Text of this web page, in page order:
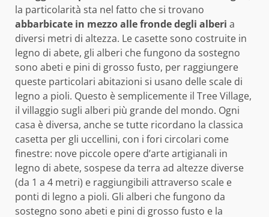
la particolarità sta nel fatto che si trovano
abbarbicate in mezzo alle fronde degli alberi a
diversi metri di altezza. Le casette sono costruite in
legno di abete, gli alberi che fungono da sostegno
sono abeti e pini di grosso fusto, per raggiungere
queste particolari abitazioni si usano delle scale di
legno a pioli. Questo è semplicemente il Tree Village,
il villaggio sugli alberi più grande del mondo. Ogni
casa è diversa, anche se tutte ricordano la classica
casetta per gli uccellini, con i fori circolari come
finestre: nove piccole opere d’arte artigianali in
legno di abete, sospese da terra ad altezze diverse
(da 1 a 4 metri) e raggiungibili attraverso scale e
ponti di legno a pioli. Gli alberi che fungono da
sostegno sono abeti e pini di grosso fusto e la